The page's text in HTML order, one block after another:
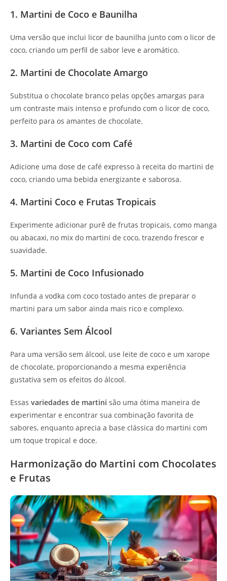
1. Martini de Coco e Baunilha
Uma versão que inclui licor de baunilha junto com o licor de
coco, criando um perfil de sabor leve e aromático.
2. Martini de Chocolate Amargo
Substitua o chocolate branco pelas opções amargas para
um contraste mais intenso e profundo com o licor de coco,
perfeito para os amantes de chocolate.
3. Martini de Coco com Café
Adicione uma dose de café expresso à receita do martini de
coco, criando uma bebida energizante e saborosa.
4. Martini Coco e Frutas Tropicais
Experimente adicionar purê de frutas tropicais, como manga
ou abacaxi, no mix do martini de coco, trazendo frescor e
suavidade.
5. Martini de Coco Infusionado
Infunda a vodka com coco tostado antes de preparar o
martini para um sabor ainda mais rico e complexo.
6. Variantes Sem Álcool
Para uma versão sem álcool, use leite de coco e um xarope
de chocolate, proporcionando a mesma experiência
gustativa sem os efeitos do álcool.
Essas variedades de martini são uma ótima maneira de
experimentar e encontrar sua combinação favorita de
sabores, enquanto aprecia a base clássica do martini com
um toque tropical e doce.
Harmonização do Martini com Chocolates
e Frutas